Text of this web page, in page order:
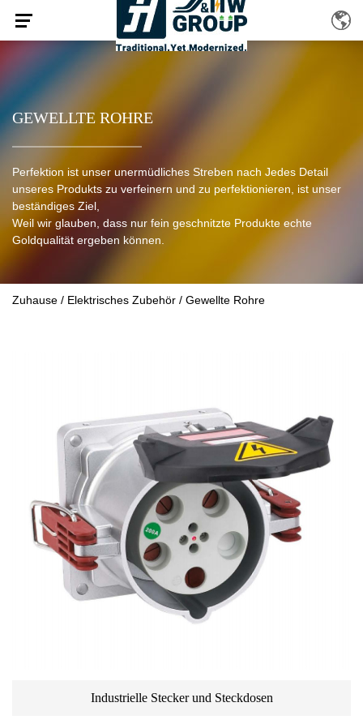
GEWELLTE ROHRE
Perfektion ist unser unermüdliches Streben nach Jedes Detail
unseres Produkts zu verfeinern und zu perfektionieren, ist unser
beständiges Ziel,
Weil wir glauben, dass nur fein geschnitzte Produkte echte
Goldqualität ergeben können.
Zuhause / Elektrisches Zubehör / Gewellte Rohre
Industrielle Stecker und Steckdosen